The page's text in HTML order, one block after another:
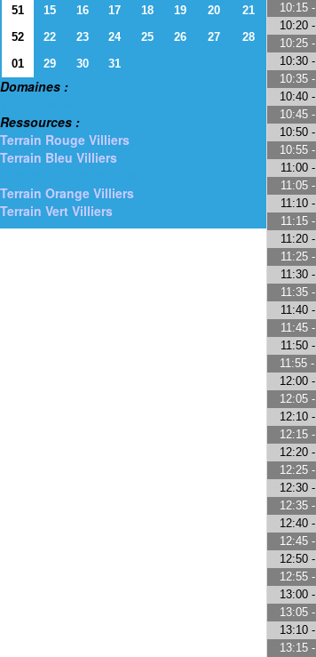
51
15 16 17 18 19 20
21
52
22 23 24 25 26 27
28
01
29 30 31
Domaines :
Ressources :
Terrain Rouge Villiers
Terrain Bleu Villiers
Terrain Orange Villiers
Terrain Vert Villiers
10:15
10:20
10:25
10:30
10:35
10:40
10:45
10:50
10:55
11:00
11:05
11:10
11:15
11:20
11:25
11:30
11:35
11:40
11:45
11:50
11:55
12:00
12:05
12:10
12:15
12:20
12:25
12:30
12:35
12:40
12:45
12:50
12:55
13:00
13:05
13:10
13:15